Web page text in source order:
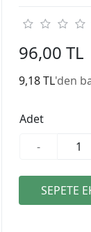
96,00 TL
9,18 TL'den
Adet
-